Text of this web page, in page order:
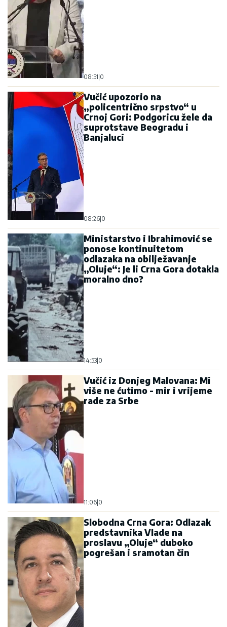
08:51|0
Vučić upozorio na
„policentrično srpstvo“ u
Crnoj Gori: Podgoricu žele da
suprotstave Beogradu i
Banjaluci
08:26|0
Ministarstvo i Ibrahimović se
ponose kontinuitetom
odlazaka na obilježavanje
„Oluje“: Je li Crna Gora dotakla
moralno dno?
14:53|0
Vučić iz Donjeg Malovana: Mi
više ne ćutimo - mir i vrijeme
rade za Srbe
11:06|0
Slobodna Crna Gora: Odlazak
predstavnika Vlade na
proslavu „Oluje“ duboko
pogrešan i sramotan čin